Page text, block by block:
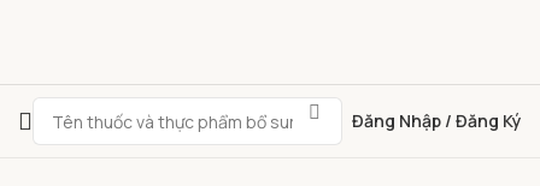
Đăng Nhập / Đăng Ký